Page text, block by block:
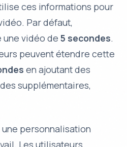
ces informations pour
Par défaut,
une vidéo de5 secondes.
peuvent étendre cette
en ajoutant des
supplémentaires,
personnalisation
Les utilisateurs